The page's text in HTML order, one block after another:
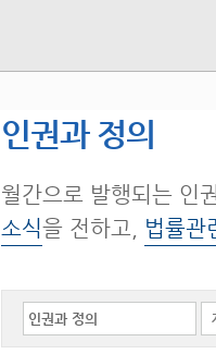
인권과 정의
월간으로 발행되는 인
소식을 전하고, 법률관